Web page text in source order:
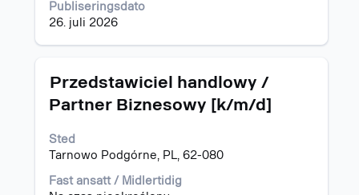
Publiseringsdato
26. juli 2026
innholdet
i
jobbinformasjonen.
Tittel
Przedstawiciel handlowy /
Partner Biznesowy [k/m/d]
Sted
Tarnowo Podgórne, PL, 62-080
Fast ansatt / Midlertidig
Velg
mellomromstasten
å
vise
det
fullstendige